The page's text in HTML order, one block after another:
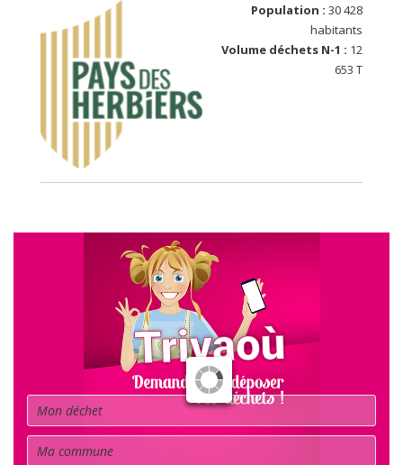
Population : 30 428
habitants
Volume déchets N-1 : 12
653 T
Déchet
Commune